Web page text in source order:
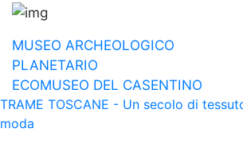
MUSEO ARCHEOLOGICO
PLANETARIO
ECOMUSEO DEL CASENTINO
TRAME TOSCANE - Un secolo di
moda